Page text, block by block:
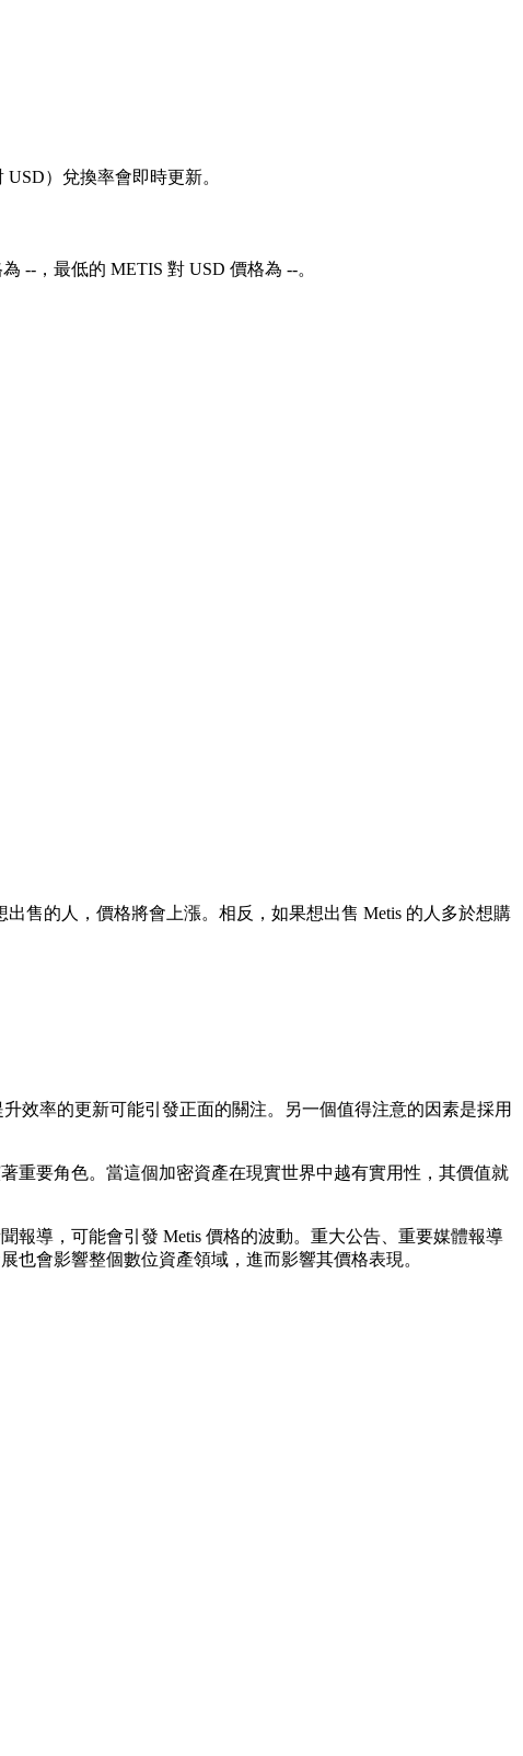
）兌換率會即時更新。
--，最低的 METIS 對 USD 價格為 --。
售的人，價格將會上漲。相反，如果想出售 Metis 的人多於想購
效率的更新可能引發正面的關注。另一個值得注意的因素是採用
重要角色。當這個加密資產在現實世界中越有實用性，其價值就
報導，可能會引發 Metis 價格的波動。重大公告、重要媒體報導
也會影響整個數位資產領域，進而影響其價格表現。